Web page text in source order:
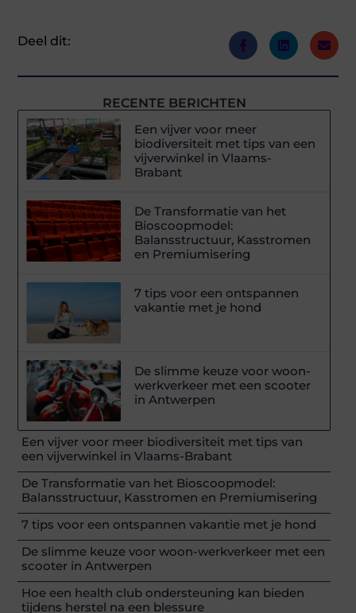
Deel dit:
RECENTE BERICHTEN
Een vijver voor meer
biodiversiteit met tips van een
vijverwinkel in Vlaams-
Brabant
De Transformatie van het
Bioscoopmodel:
Balansstructuur, Kasstromen
en Premiumisering
7 tips voor een ontspannen
vakantie met je hond
De slimme keuze voor woon-
werkverkeer met een scooter
in Antwerpen
Een vijver voor meer biodiversiteit met tips van
een vijverwinkel in Vlaams-Brabant
De Transformatie van het Bioscoopmodel:
Balansstructuur, Kasstromen en Premiumisering
7 tips voor een ontspannen vakantie met je hond
De slimme keuze voor woon-werkverkeer met een
scooter in Antwerpen
Hoe een health club ondersteuning kan bieden
tijdens herstel na een blessure